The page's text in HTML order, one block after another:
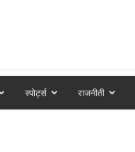
स्पोर्ट्स राजनीती